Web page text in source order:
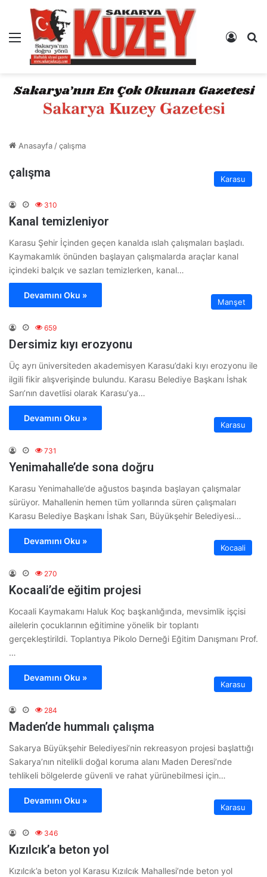
Menü Kayıt
Anasayfa/çalışma
çalışma Karasu
310
Kanal temizleniyor
Karasu Şehir İçinden geçen kanalda ıslah çalışmaları başladı.
Kaymakamlık önünden başlayan çalışmalarda araçlar kanal
içindeki balçık ve sazları temizlerken, kanal…
Devamını Oku »
Manşet
659
Dersimiz kıyı erozyonu
Üç ayrı üniversiteden akademisyen Karasu’daki kıyı erozyonu ile
ilgili fikir alışverişinde bulundu. Karasu Belediye Başkanı İshak
Sarı’nın davetlisi olarak Karasu’ya…
Devamını Oku »
Karasu
731
Yenimahalle’de sona doğru
Karasu Yenimahalle’de ağustos başında başlayan çalışmalar
sürüyor. Mahallenin hemen tüm yollarında süren çalışmaları
Karasu Belediye Başkanı İshak Sarı, Büyükşehir Belediyesi…
Devamını Oku »
Kocaali
270
Kocaali’de eğitim projesi
Kocaali Kaymakamı Haluk Koç başkanlığında, mevsimlik işçisi
ailelerin çocuklarının eğitimine yönelik bir toplantı
gerçekleştirildi. Toplantıya Pikolo Derneği Eğitim Danışmanı Prof.
…
Devamını Oku »
Karasu
284
Maden’de hummalı çalışma
Sakarya Büyükşehir Belediyesi’nin rekreasyon projesi başlattığı
Sakarya’nın nitelikli doğal koruma alanı Maden Deresi’nde
tehlikeli bölgelerde güvenli ve rahat yürünebilmesi için…
Devamını Oku »
Karasu
346
Kızılcık’a beton yol
Kızılcık’a beton yol Karasu Kızılcık Mahallesi’nde beton yol